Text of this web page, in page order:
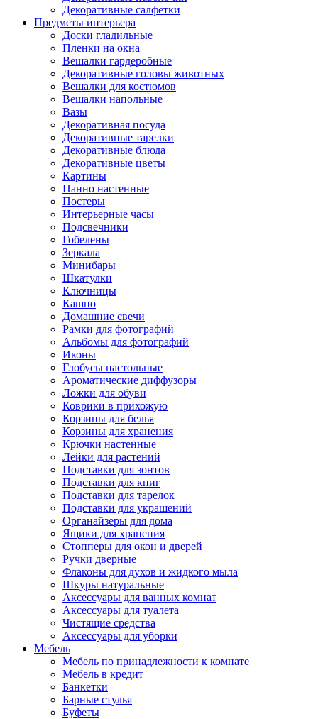
Декоративные салфетки
Предметы интерьера
Доски гладильные
Пленки на окна
Вешалки гардеробные
Декоративные головы животных
Вешалки для костюмов
Вешалки напольные
Вазы
Декоративная посуда
Декоративные тарелки
Декоративные блюда
Декоративные цветы
Картины
Панно настенные
Постеры
Интерьерные часы
Подсвечники
Гобелены
Зеркала
Минибары
Шкатулки
Ключницы
Кашпо
Домашние свечи
Рамки для фотографий
Альбомы для фотографий
Иконы
Глобусы настольные
Ароматические диффузоры
Ложки для обуви
Коврики в прихожую
Корзины для белья
Корзины для хранения
Крючки настенные
Лейки для растений
Подставки для зонтов
Подставки для книг
Подставки для тарелок
Подставки для украшений
Органайзеры для дома
Ящики для хранения
Стопперы для окон и дверей
Ручки дверные
Флаконы для духов и жидкого мыла
Шкуры натуральные
Аксессуары для ванных комнат
Аксессуары для туалета
Чистящие средства
Аксессуары для уборки
Мебель
Мебель по принадлежности к комнате
Мебель в кредит
Банкетки
Барные стулья
Буфеты